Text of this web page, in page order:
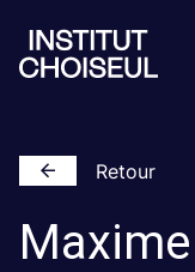
Retour
Maxime